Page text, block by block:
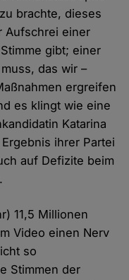
brachte, dieses
Aufschrei einer
gibt; einer
das wir –
ergreifen
es klingt wie eine
Katarina
ihrer Partei
auf Defizite beim
11,5 Millionen
Video einen Nerv
so
Stimmen der